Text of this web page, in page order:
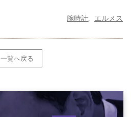
腕時計 エルメス
一覧へ戻る